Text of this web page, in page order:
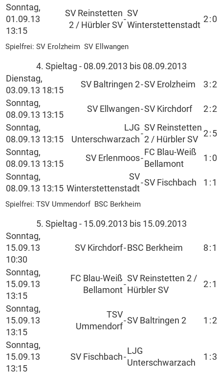
Sonntag,
01.09.13
13:15
SV Reinstetten
2 / Hürbler SV
-
SV
Winterstettenstadt
2: 0
Spielfrei: SV Erolzheim SV Ellwangen
4. Spieltag - 08.09.2013 bis 08.09.2013
Dienstag,
03.09.13 18:15
SV Baltringen 2-SV Erolzheim 3 :2
Sonntag,
08.09.13 13:15
SV Ellwangen-SV Kirchdorf 2:2
Sonntag,
08.09.13 13:15
LJG
Unterschwarzach
-
SV Reinstetten
2 / Hürbler SV
2: 5
Sonntag,
08.09.13 13:15
SV Erlenmoos-
FC Blau-Weiß
Bellamont
1 : 0
Sonntag,
08.09.13 13:15
SV
Winterstettenstadt
-SV Fischbach 1 : 1
Spielfrei: TSV Ummendorf BSC Berkheim
5. Spieltag - 15.09.2013 bis 15.09.2013
Sonntag,
15.09.13
10:30
SV Kirchdorf- BSC Berkheim 8 : 1
Sonntag,
15.09.13
13:15
FC Blau-Weiß
Bellamont
-
SV Reinstetten 2 /
Hürbler SV
2: 1
Sonntag,
15.09.13
13:15
TSV
Ummendorf
-SV Baltringen 2 1 :2
Sonntag,
15.09.13
13:15
SV Fischbach-
LJG
Unterschwarzach
1 : 3